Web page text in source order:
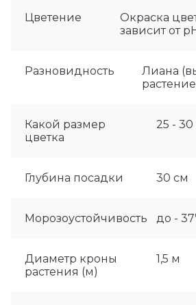
Цветение
Окраска
зависит от
Разновидность
Лиана
Какой размер
цветка
25 - 30
Глубина посадки 30 см
Морозоустойчивость до -
Диаметр кроны
растения (м)
1,5 м